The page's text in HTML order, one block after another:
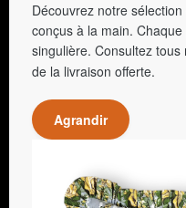
Découvrez notre
conçus à la main.
singulière. Consultez tous
de la livraison offerte.
Agrandir